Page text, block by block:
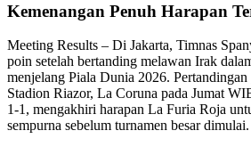
Kemenangan Penuh Harapan
Meeting Results – Di Jakarta, Timnas
poin setelah bertanding melawan Irak
menjelang Piala Dunia 2026.
Stadion Riazor, La Coruna pada Jumat
1-1, mengakhiri harapan La Furia Roja
sempurna sebelum turnamen besar dimulai.